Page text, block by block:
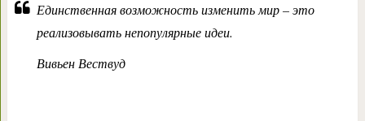
Единственная возможность изменить мир – это
реализовывать непопулярные идеи.
Вивьен Вествуд